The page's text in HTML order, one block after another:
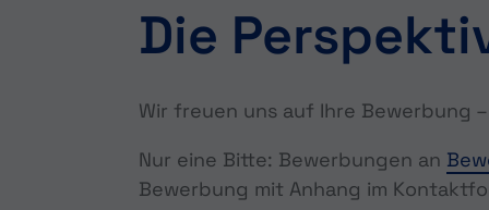
Die
Wir freuen uns auf Ihre Bewerbung
Nur eine Bitte: Bewerbungen an
Bewerbung mit Anhang im